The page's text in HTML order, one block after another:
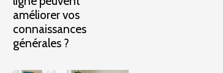
améliorer vos
connaissances
générales ?